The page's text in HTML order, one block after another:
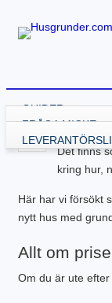
GUIDER
VÄLJA
GRUND MED
GJUTA PLATTA
GJUTA PLATTA
PLATTA –
PLATTA –
PLATTA –
PLATTA – STALL
NY KÄLLARE
BYGGA
GRUND UTAN
BALK –
KRYPGRUND –
KRYPGRUND –
BALK – VÄXTHUS
RENOVERA
KÄLLARE MED
EW
KRYPGRUND –
GJUTEN
POOLGRUND
FLER GUIDER
BETONG
DRÄNERANDE
DOWNLOADS
FRÅGA MICKE
Källa för
Det finns
kring hur,
Här har vi försökt
nytt hus med
Allt om
Om du är ute